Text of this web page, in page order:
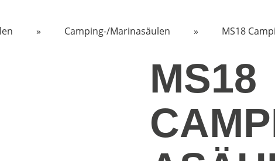
» Camping-/Marinasäulen » MS18
MS18